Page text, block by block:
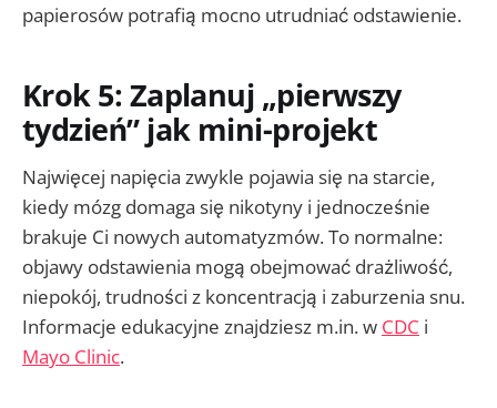
papierosów potrafią mocno utrudniać odstawienie.
Krok 5: Zaplanuj „pierwszy
tydzień” jak mini-projekt
Najwięcej napięcia zwykle pojawia się na starcie,
kiedy mózg domaga się nikotyny i jednocześnie
brakuje Ci nowych automatyzmów. To normalne:
objawy odstawienia mogą obejmować drażliwość,
niepokój, trudności z koncentracją i zaburzenia snu.
Informacje edukacyjne znajdziesz m.in. w CDC i
Mayo Clinic.